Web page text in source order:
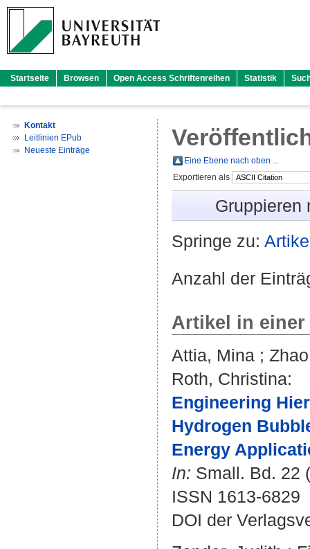
Startseite Browsen Open Access Schriftenreihen Statistik
Kontakt
Leitlinien EPub
Neueste Einträge
Eine Ebene nach oben ...
Exportieren als
Gruppieren
Springe zu:
Anzahl der
Artikel in
Attia, Mina ;
Roth, Christina:
Engineering
Hydrogen
Energy
In: Small. Bd. 22
ISSN 1613-6829
DOI der